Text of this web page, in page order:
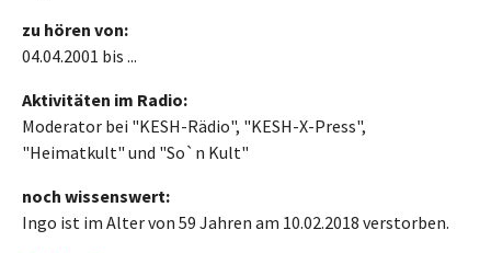
zu hören von:
04.04.2001 bis ...
Aktivitäten im Radio:
Moderator bei "KESH-Rädio", "KESH-X-Press",
"Heimatkult" und "So`n Kult"
noch wissenswert:
Ingo ist im Alter von 59 Jahren am 10.02.2018 verstorben.